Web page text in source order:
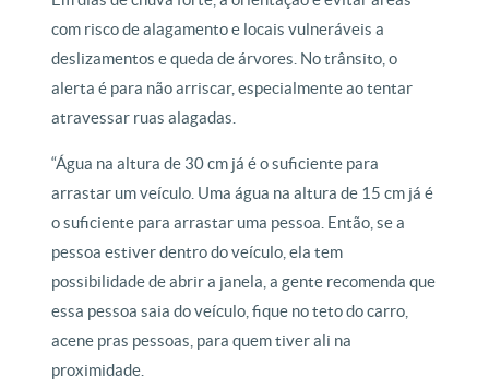
com risco de alagamento e locais vulneráveis a
deslizamentos e queda de árvores. No trânsito, o
alerta é para não arriscar, especialmente ao tentar
atravessar ruas alagadas.
“Água na altura de 30 cm já é o suficiente para
arrastar um veículo. Uma água na altura de 15 cm já é
o suficiente para arrastar uma pessoa. Então, se a
pessoa estiver dentro do veículo, ela tem
possibilidade de abrir a janela, a gente recomenda que
essa pessoa saia do veículo, fique no teto do carro,
acene pras pessoas, para quem tiver ali na
proximidade.